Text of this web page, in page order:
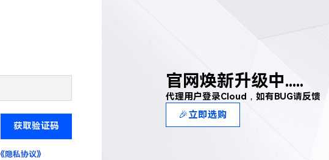
获取验证码
《隐私协议》
官网焕新升级中.....
代理用户登录Cloud，如有BUG请反馈
🎉立即选购